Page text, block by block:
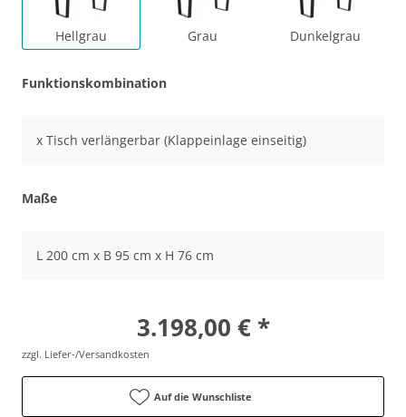
Hellgrau Grau Dunkelgrau
Funktionskombination
x Tisch verlängerbar (Klappeinlage einseitig)
Maße
L 200 cm x B 95 cm x H 76 cm
3.198,00 € *
zzgl. Liefer-/Versandkosten
Auf die Wunschliste